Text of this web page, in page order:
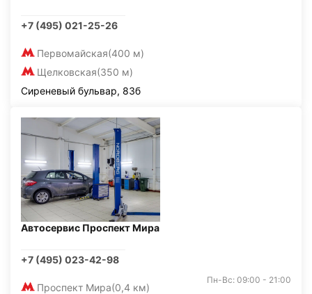
+7 (495) 021-25-26
Первомайская(400 м)
Щелковская(350 м)
Сиреневый бульвар, 83б
Автосервис Проспект Мира
+7 (495) 023-42-98
Проспект Мира(0,4 км)
Пн-Вс: 09:00 - 21:00